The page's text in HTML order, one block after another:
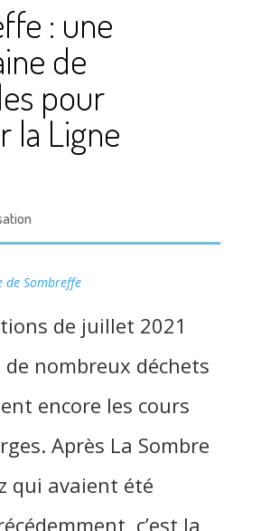
: une
de
pour
la Ligne
de Sombreffe
de juillet 2021
nombreux déchets
encore les cours
Après La Sombre
qui avaient été
c’est la